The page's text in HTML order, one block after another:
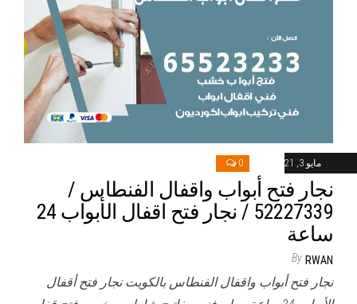
مايو 3, 2021 0
نجار فتح أبواب واقفال الفنطاس /
52227339 / نجار فتح اقفال الأبواب 24
ساعة
By RWAN
نجار فتح أبواب واقفال الفنطاس بالكويت نجار فتح أقفال